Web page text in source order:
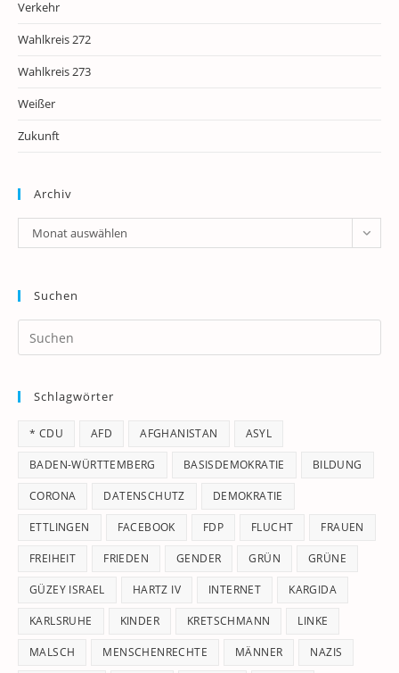
Verkehr
Wahlkreis 272
Wahlkreis 273
Weißer
Zukunft
Archiv
Archiv
Monat auswählen
Suchen
Schlagwörter
* CDU AFD AFGHANISTAN ASYL
BADEN-WÜRTTEMBERG BASISDEMOKRATIE BILDUNG
CORONA DATENSCHUTZ DEMOKRATIE
ETTLINGEN FACEBOOK FDP FLUCHT FRAUEN
FREIHEIT FRIEDEN GENDER GRÜN GRÜNE
GÜZEY ISRAEL HARTZ IV INTERNET KARGIDA
KARLSRUHE KINDER KRETSCHMANN LINKE
MALSCH MENSCHENRECHTE MÄNNER NAZIS